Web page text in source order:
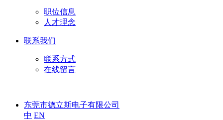
职位信息
人才理念
联系我们
联系方式
在线留言
东莞市德立斯电子有限公司
中 EN